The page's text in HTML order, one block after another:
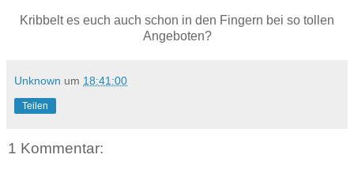
Kribbelt es euch auch schon in den Fingern bei so tollen
Angeboten?
Unknown um 18:41:00
Teilen
1 Kommentar: